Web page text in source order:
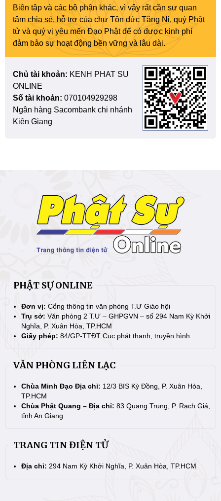
Biên tập và các bộ phận khác, vì vậy rất cần sự quan
tâm chia sẻ, hỗ trợ của chư Tôn đức Tăng Ni, quý Phật
tử và quý vị yêu mến Đạo Phật để có được kinh phí
đảm bảo sự hoạt động bền vững và lâu dài.
Chủ tài khoản: KENH PHAT SU
ONLINE
Số tài khoản: 070104929298
Ngân hàng Sacombank chi nhánh
Kiên Giang
PHẬT SỰ ONLINE
Đơn vị: Cổng thông tin văn phòng T.Ư Giáo hội
Trụ sở: Văn phòng 2 T.Ư – GHPGVN – số 294 Nam Kỳ Khởi
Nghĩa, P. Xuân Hòa, TP.HCM
Giấy phép: 84/GP-TTĐT Cục phát thanh, truyền hình
VĂN PHÒNG LIÊN LẠC
Chùa Minh Đạo Địa chỉ: 12/3 BIS Kỳ Đồng, P. Xuân Hòa,
TP.HCM
Chùa Phật Quang – Địa chỉ: 83 Quang Trung, P. Rạch Giá,
tỉnh An Giang
TRANG TIN ĐIỆN TỬ
Địa chỉ: 294 Nam Kỳ Khởi Nghĩa, P. Xuân Hòa, TP.HCM